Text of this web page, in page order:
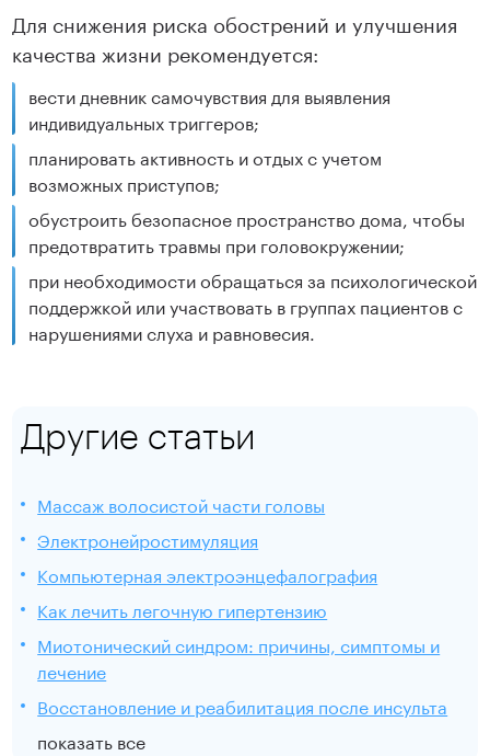
Для снижения риска обострений и улучшения
качества жизни рекомендуется:
вести дневник самочувствия для выявления
индивидуальных триггеров;
планировать активность и отдых с учетом
возможных приступов;
обустроить безопасное пространство дома, чтобы
предотвратить травмы при головокружении;
при необходимости обращаться за психологической
поддержкой или участвовать в группах пациентов с
нарушениями слуха и равновесия.
Другие статьи
Массаж волосистой части головы
Электронейростимуляция
Компьютерная электроэнцефалография
Как лечить легочную гипертензию
Миотонический синдром: причины, симптомы и
лечение
Восстановление и реабилитация после инсульта
показать все